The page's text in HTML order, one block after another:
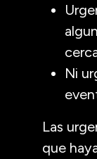
Ni
Las
que